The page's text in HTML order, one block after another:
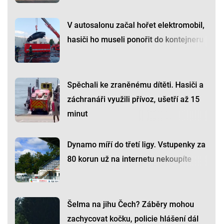
V autosalonu začal hořet elektromobil,
hasiči ho museli ponořit do kontejneru
Spěchali ke zraněnému dítěti. Hasiči a
záchranáři využili přívoz, ušetří až 15
minut
Dynamo míří do třetí ligy. Vstupenky za
80 korun už na internetu nekoupíte
Šelma na jihu Čech? Záběry mohou
zachycovat kočku, policie hlášení dál